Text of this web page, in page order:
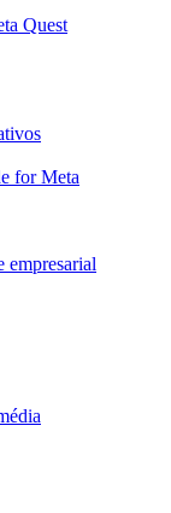
Quest
for Meta
empresarial